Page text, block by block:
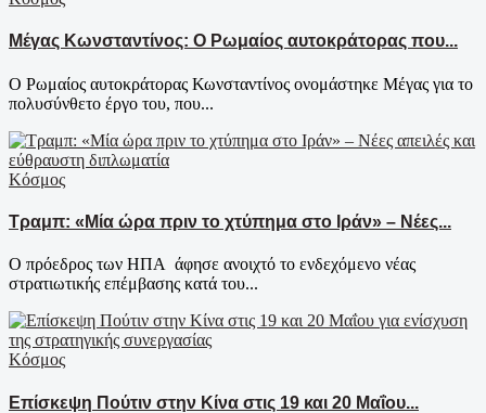
Μέγας Κωνσταντίνος: Ο Ρωμαίος αυτοκράτορας που...
Ο Ρωμαίος αυτοκράτορας Κωνσταντίνος ονομάστηκε Μέγας για το
πολυσύνθετο έργο του, που...
Κόσμος
Τραμπ: «Μία ώρα πριν το χτύπημα στο Ιράν» – Νέες...
Ο πρόεδρος των ΗΠΑ άφησε ανοιχτό το ενδεχόμενο νέας
στρατιωτικής επέμβασης κατά του...
Κόσμος
Επίσκεψη Πούτιν στην Κίνα στις 19 και 20 Μαΐου...